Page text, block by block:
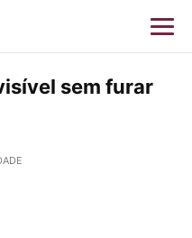
sem furar